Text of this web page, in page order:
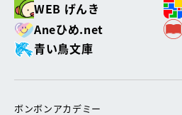
WEB げんき
Aneひめ.net
青い鳥文庫
ボンボンアカデミー